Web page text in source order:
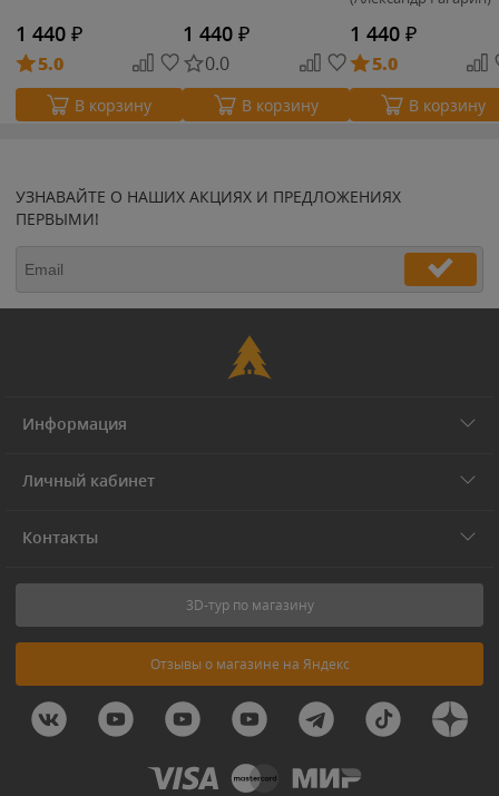
1 440 ₽
5.0
В корзину
1 440 ₽
0.0
В корзину
1 440 ₽
5.0
В корзину
УЗНАВАЙТЕ О НАШИХ АКЦИЯХ И ПРЕДЛОЖЕНИЯХ
ПЕРВЫМИ!
Информация
Личный кабинет
Контакты
3D-тур по магазину
Отзывы о магазине на Яндекс